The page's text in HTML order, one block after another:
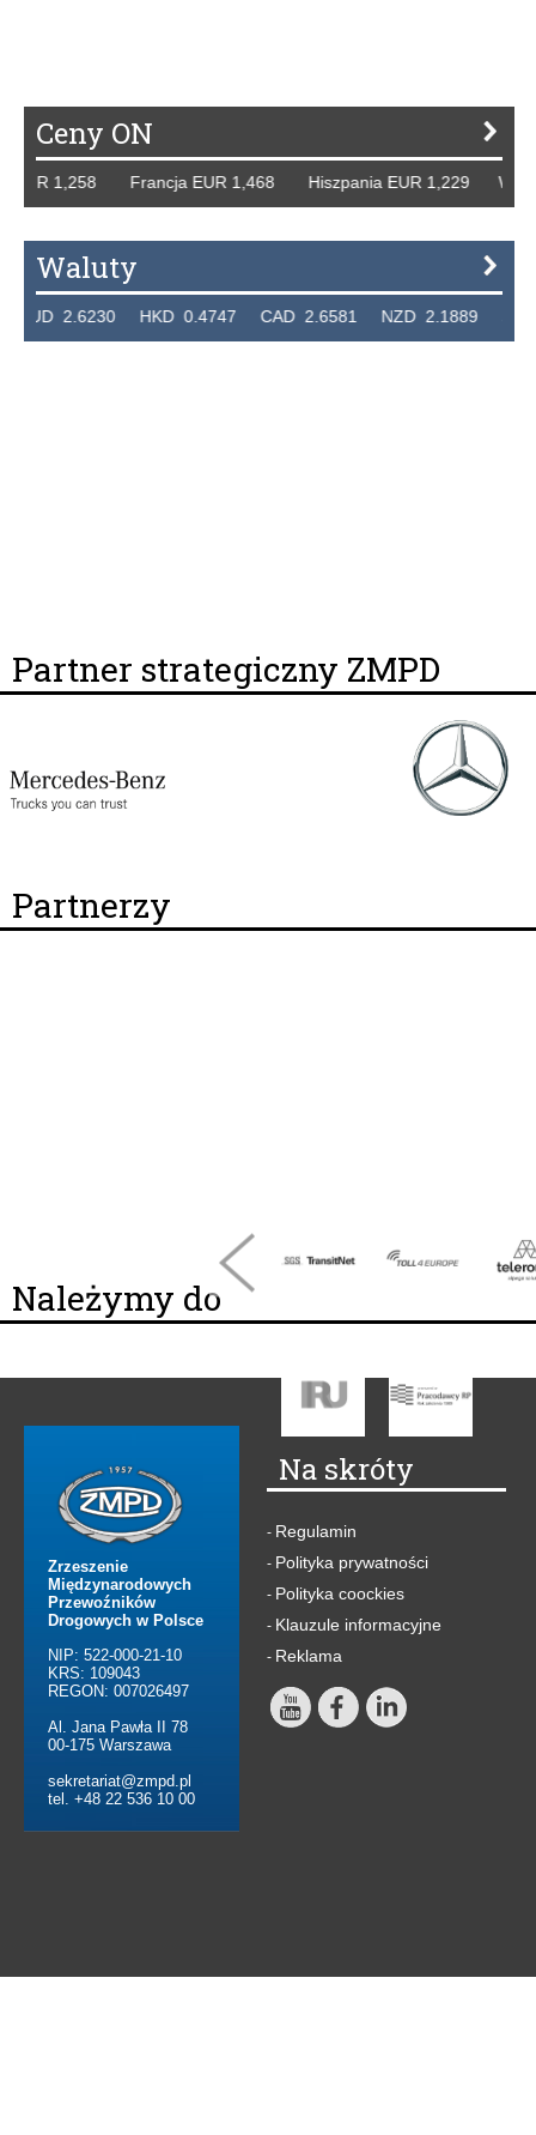
Ceny ON
1,258 Francja EUR 1,468 Hiszpania EUR 1,229 WB
Waluty
2.6230 HKD 0.4747 CAD 2.6581 NZD 2.1889 SGD
Partner strategiczny ZMPD
Partnerzy
Należymy do
Zrzeszenie
Międzynarodowych
Przewoźników
Drogowych w Polsce
NIP: 522-000-21-10
KRS: 109043
REGON: 007026497
Al. Jana Pawła II 78
00-175 Warszawa
sekretariat@zmpd.pl
tel. +48 22 536 10 00
Na skróty
- Regulamin
- Polityka prywatności
- Polityka coockies
- Klauzule informacyjne
- Reklama